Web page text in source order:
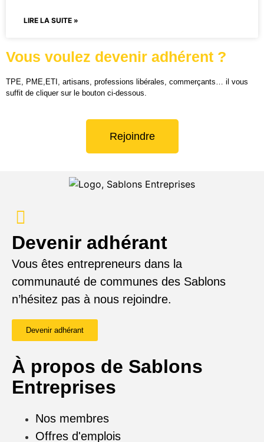
LIRE LA SUITE »
Vous voulez devenir adhérent ?
TPE, PME,ETI, artisans, professions libérales, commerçants… il vous
suffit de cliquer sur le bouton ci-dessous.
Rejoindre
À propos de Sablons
Entreprises
Nos membres
Offres d'emplois
Devenir adhérant
Vous êtes entrepreneurs dans la
communauté de communes des Sablons
n’hésitez pas à nous rejoindre.
Devenir adhérant